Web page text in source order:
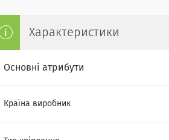
Характеристики
Основні атрибути
Країна виробник